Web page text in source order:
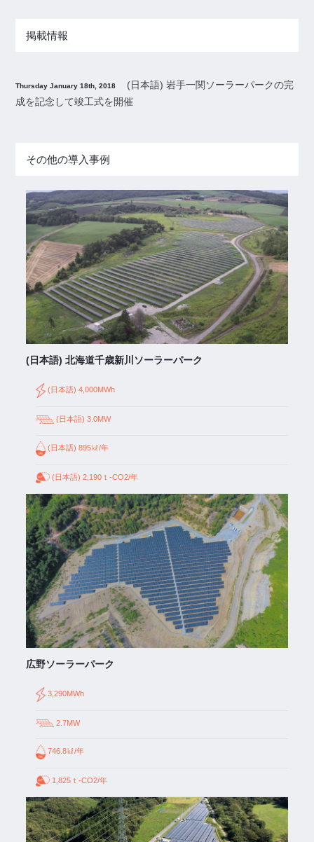
掲載情報
Thursday January 18th, 2018
(日本語) 岩手一関ソーラーパークの完
成を記念して竣工式を開催
その他の導入事例
(日本語) 北海道千歳新川ソーラーパーク
(日本語) 4,000MWh
(日本語) 3.0MW
(日本語) 895㎘/年
(日本語) 2,190ｔ-CO2/年
広野ソーラーパーク
3,290MWh
2.7MW
746.8㎘/年
1,825ｔ-CO2/年